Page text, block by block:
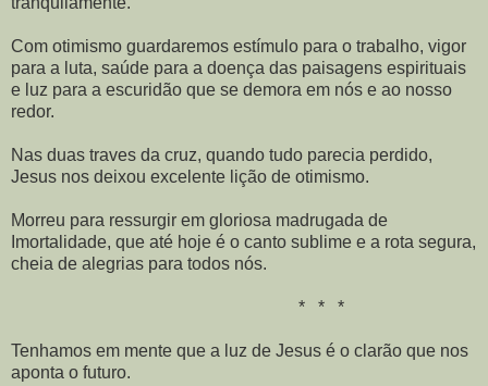
Com otimismo guardaremos estímulo para o trabalho, vigor
para a luta, saúde para a doença das paisagens espirituais
e luz para a escuridão que se demora em nós e ao nosso
redor.
Nas duas traves da cruz, quando tudo parecia perdido,
Jesus nos deixou excelente lição de otimismo.
Morreu para ressurgir em gloriosa madrugada de
Imortalidade, que até hoje é o canto sublime e a rota segura,
cheia de alegrias para todos nós.
* * *
Tenhamos em mente que a luz de Jesus é o clarão que nos
aponta o futuro.